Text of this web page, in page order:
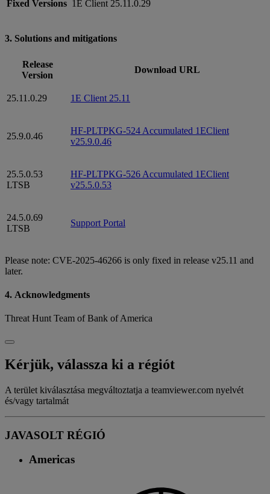
Fixed Versions 1E Client 25.11.0.29
3. Solutions and mitigations
Release
Version
Download URL
25.11.0.29 1E Client 25.11
25.9.0.46
HF-PLTPKG-524 Accumulated 1EClient
v25.9.0.46
25.5.0.53
LTSB
HF-PLTPKG-526 Accumulated 1EClient
v25.5.0.53
24.5.0.69
LTSB
Support Portal
Please note: CVE-2025-46266 is only fixed in release v25.11 and
later.
4. Acknowledgments
Threat Hunt Team of Bank of America
Kérjük, válassza ki a régiót
A terület kiválasztása megváltoztatja a teamviewer.com nyelvét
és/vagy tartalmát
JAVASOLT RÉGIÓ
Americas